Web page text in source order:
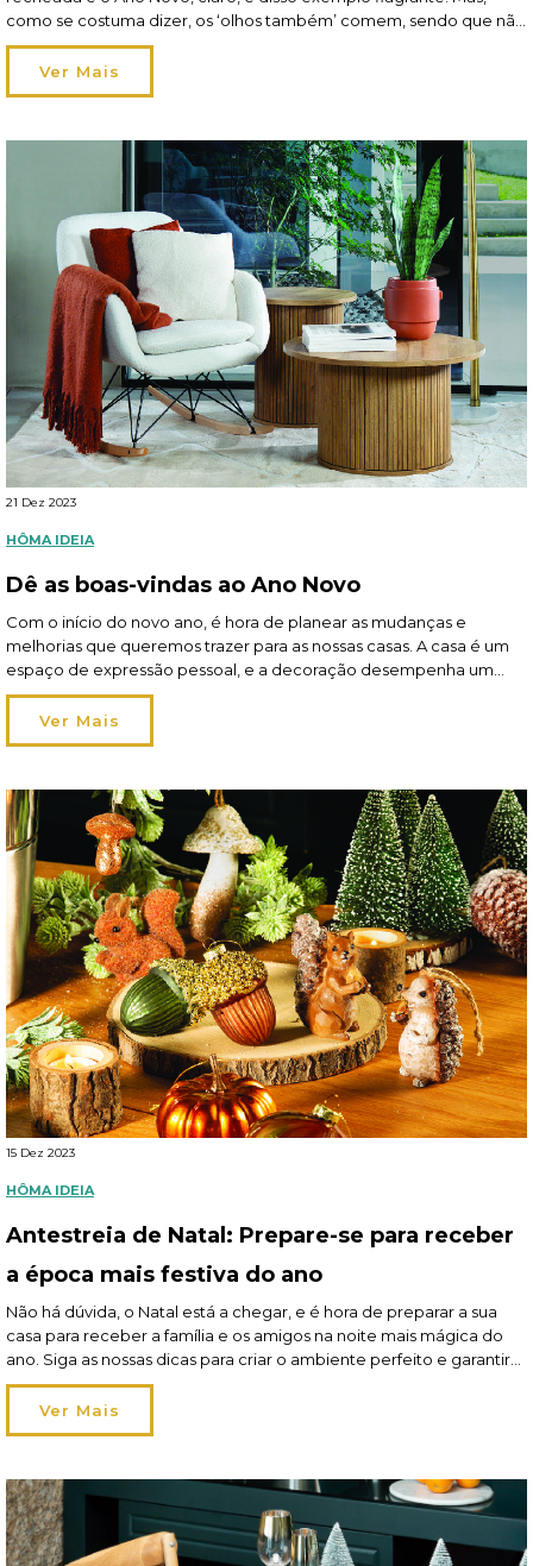
como se costuma dizer, os ‘olhos também’ comem, sendo que não
só o aspeto da refeição conta como também pesa a forma como a
mesma é apresentada. A decoração de mesa tem, pois, um […]
Ver Mais
21 Dez 2023
HÔMA IDEIA
Dê as boas-vindas ao Ano Novo
Com o início do novo ano, é hora de planear as mudanças e
melhorias que queremos trazer para as nossas casas. A casa é um
espaço de expressão pessoal, e a decoração desempenha um
papel fundamental a criar um ambiente que seja ao mesmo tempo
funcional e inspirador. Leia aqui o artigo completo da hôma
no Sapo Lifestyle.
Ver Mais
15 Dez 2023
HÔMA IDEIA
Antestreia de Natal: Prepare-se para receber
a época mais festiva do ano
Não há dúvida, o Natal está a chegar, e é hora de preparar a sua
casa para receber a família e os amigos na noite mais mágica do
ano. Siga as nossas dicas para criar o ambiente perfeito e garantir
que tem tudo pronto para que todos se sintam bem-vindos em sua
casa. Leia aqui o artigo […]
Ver Mais